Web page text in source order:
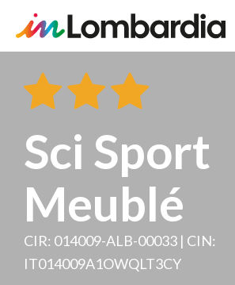
Sci Sport
Meublé
CIR: 014009-ALB-00033 | CIN:
IT014009A1OWQLT3CY